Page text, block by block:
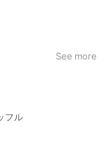
。）
ます。
ございます。お気
See more
フル